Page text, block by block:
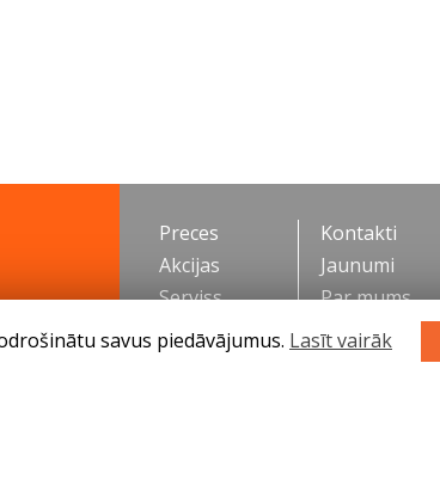
Preces
Akcijas
Serviss
Padomi
Kontakti
Jaunumi
Par mums
savus piedāvājumus. Lasīt vairāk